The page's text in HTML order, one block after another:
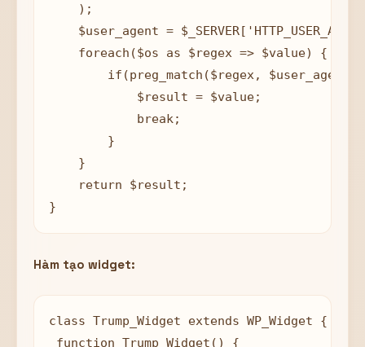
    );
$user_agent =
    foreach($os as $regex => $value) {
if(preg_match($regex,
            $result = $value;
            break;
        }
    }
    return $result;
Hàm tạo widget:
class Trump_Widget extends WP_Widget {
function Trump_Widget() {